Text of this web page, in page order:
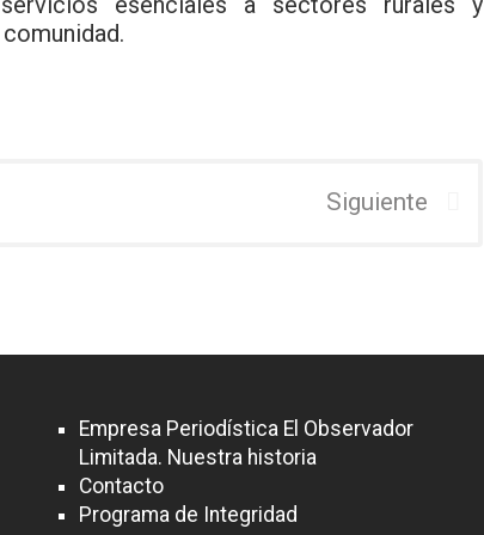
Siguiente
Empresa Periodística El Observador
Limitada. Nuestra historia
Contacto
Programa de Integridad